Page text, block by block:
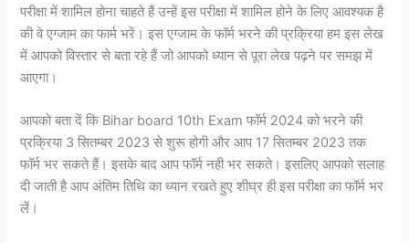
परीक्षा में शामिल होना चाहते हैं उन्हें इस परीक्षा में शामिल होने के लिए आवश्यक है
की वे एग्जाम का फार्म भरें। इस एग्जाम के फॉर्म भरने की प्रक्रिया हम इस लेख
में आपको विस्तार से बता रहे हैं जो आपको ध्यान से पूरा लेख पढ़ने पर समझ में
आएगा।
आपको बता दें कि Bihar board 10th Exam फॉर्म 2024 को भरने की
प्रक्रिया 3 सितम्बर 2023 से शुरू होगी और आप 17 सितम्बर 2023 तक
फॉर्म भर सकते हैं। इसके बाद आप फॉर्म नही भर सकते। इसलिए आपको सलाह
दी जाती है आप अंतिम तिथि का ध्यान रखते हुए शीघ्र ही इस परीक्षा का फॉर्म भर
लें।